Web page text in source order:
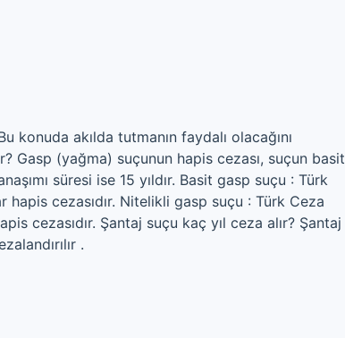
konuda akılda tutmanın faydalı olacağını
Gasp (yağma) suçunun hapis cezası, suçun basit
süresi ise 15 yıldır. Basit gasp suçu : Türk
hapis cezasıdır. Nitelikli gasp suçu : Türk Ceza
cezasıdır. Şantaj suçu kaç yıl ceza alır? Şantaj
.